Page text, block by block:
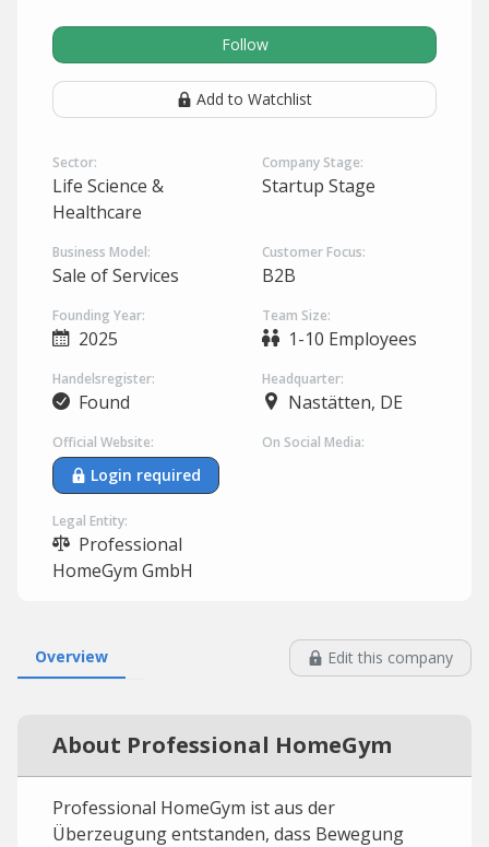
Follow
Add to Watchlist
Sector:
Life Science &
Healthcare
Company Stage:
Startup Stage
Business Model:
Sale of Services
Customer Focus:
B2B
Founding Year:
2025
Team Size:
1-10 Employees
Handelsregister:
Found
Headquarter:
Nastätten, DE
Official Website:
Login required
On Social Media:
Legal Entity:
Professional
HomeGym GmbH
Overview Edit this company
About Professional HomeGym
Professional HomeGym ist aus der
Überzeugung entstanden, dass Bewegung